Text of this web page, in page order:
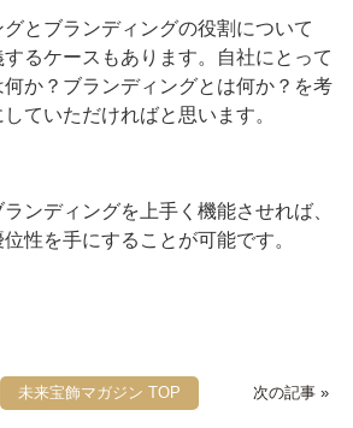
とブランディングの役割について
るケースもあります。自社にとって
か？ブランディングとは何か？を考
ていただければと思います。
ンディングを上手く機能させれば、
性を手にすることが可能です。
未来宝飾マガジン TOP 次の記事 »